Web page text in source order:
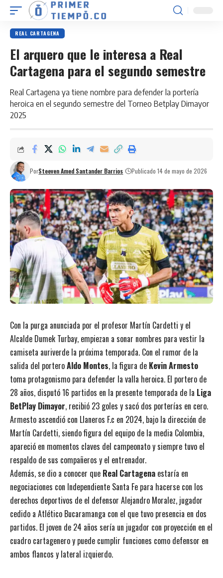
REAL CARTAGENA
El arquero que le interesa a Real
Cartagena para el segundo semestre
Real Cartagena ya tiene nombre para defender la portería
heroica en el segundo semestre del Torneo Betplay Dimayor
2025
PorSteeven Amed Santander Barrios Publicado 14 de mayo de 2026
Con la purga anunciada por el profesor Martín Cardetti y el
Alcalde Dumek Turbay, empiezan a sonar nombres para vestir la
camiseta auriverde la próxima temporada. Con el rumor de la
salida del porteroAldo Montes, la figura de Kevin Armesto
toma protagonismo para defender la valla heroica. El portero de
28 años, disputó 16 partidos en la presente temporada de la Liga
BetPlay Dimayor, recibió 23 goles y sacó dos porterías en cero.
Armesto ascendió con Llaneros F.c en 2024, bajo la dirección de
Martín Cardetti, siendo figura del equipo de la media Colombia,
apareció en momentos claves del campeonato y siempre tuvo el
respaldo de sus compañeros y el entrenador.
Además, se dio a conocer que Real Cartagena estaría en
negociaciones con Independiente Santa Fe para hacerse con los
derechos deportivos de el defensor Alejandro Moralez, jugador
cedido a Atlético Bucaramanga con el que tuvo presencia en dos
partidos. El joven de 24 años sería un jugador con proyección en el
cuadro cartagenero y puede cumplir funciones como defensor en
ambos flancos y lateral izquierdo.